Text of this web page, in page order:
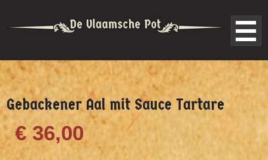
Gebackener Aal mit Sauce Tartare
€ 36,00